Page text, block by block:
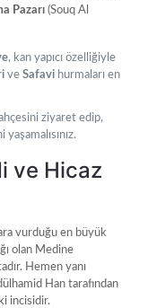
Pazarı(Souq Al
, kan yapıcı özelliğiyle
ve Safavihurmaları en
ziyaret edip,
ve Hicaz
vurduğu en büyük
olan Medine
Hemen yanı
Han tarafından
incisidir.